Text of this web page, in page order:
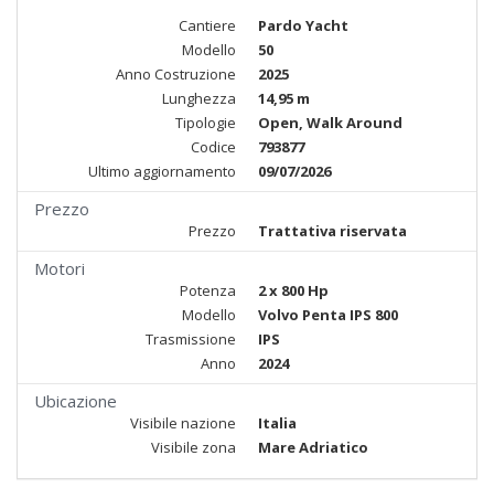
Cantiere
Pardo Yacht
Modello
50
Anno Costruzione
2025
Lunghezza
14,95 m
Tipologie
Open, Walk Around
Codice
793877
Ultimo aggiornamento
09/07/2026
Prezzo
Prezzo Trattativa riservata
Motori
Potenza
2 x 800 Hp
Modello
Volvo Penta IPS 800
Trasmissione
IPS
Anno
2024
Ubicazione
Visibile nazione
Italia
Visibile zona
Mare Adriatico